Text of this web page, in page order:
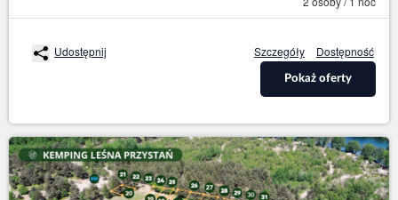
Udostępnij Szczegóły Dostępność
Pokaż oferty